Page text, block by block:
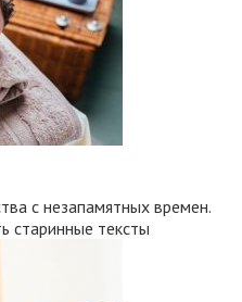
с незапамятных времен.
старинные тексты